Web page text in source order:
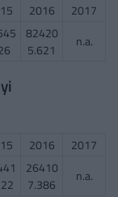
2016
2017
82420
5.621
n.a.
2016
2017
26410
7.386
n.a.